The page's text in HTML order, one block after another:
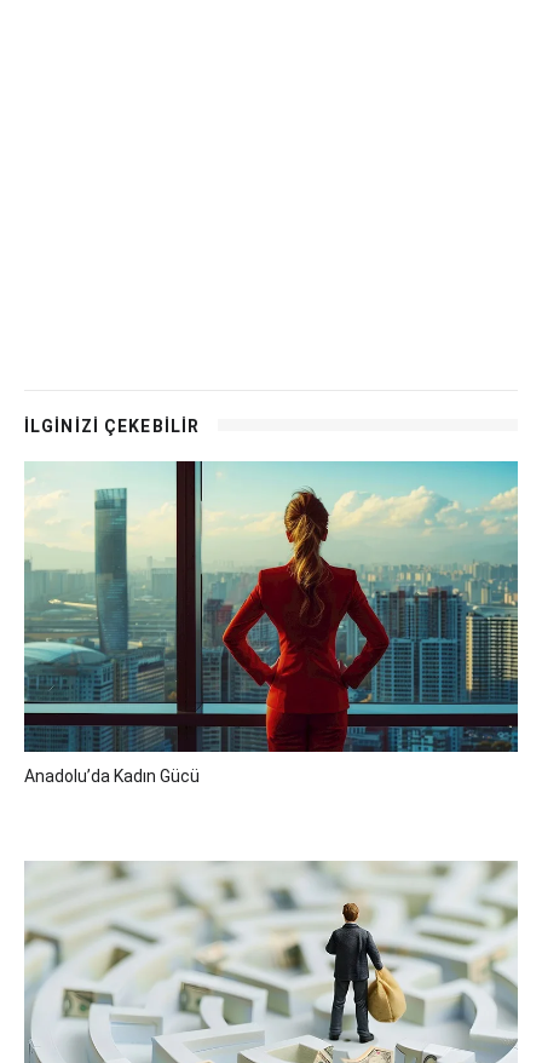
İLGİNİZİ ÇEKEBİLİR
Anadolu’da Kadın Gücü